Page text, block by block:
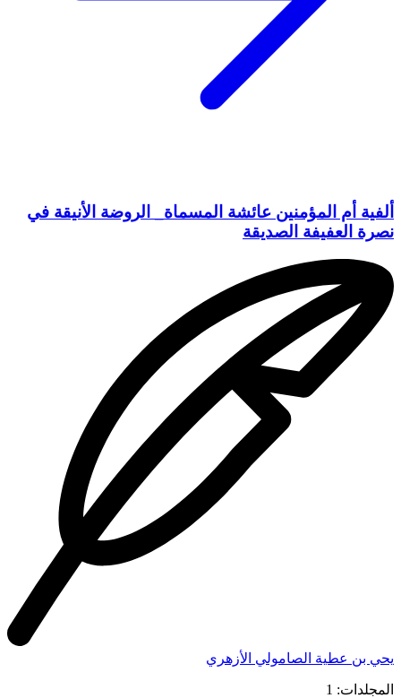
ألفية أم المؤمنين عائشة المسماة_ الروضة الأنيقة في
نصرة العفيفة الصديقة
يحي بن عطية الصامولي الأزهري
المجلدات: 1